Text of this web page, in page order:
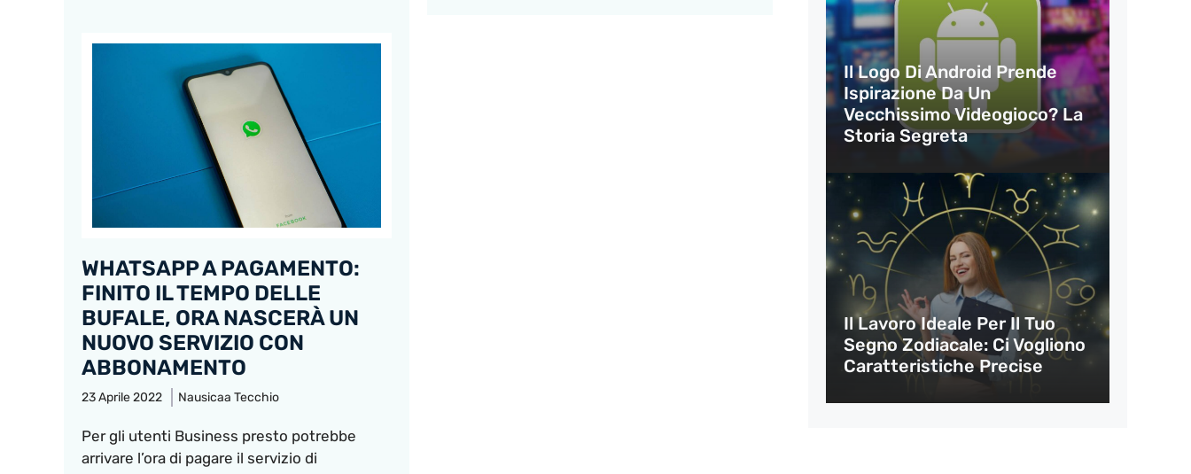
WHATSAPP A PAGAMENTO:
FINITO IL TEMPO DELLE
BUFALE, ORA NASCERÀ UN
NUOVO SERVIZIO CON
ABBONAMENTO
23 Aprile 2022 Nausicaa Tecchio
Per gli utenti Business presto potrebbe
arrivare l’ora di pagare il servizio di
Il Logo Di Android Prende
Ispirazione Da Un
Vecchissimo Videogioco? La
Storia Segreta
Il Lavoro Ideale Per Il Tuo
Segno Zodiacale: Ci Vogliono
Caratteristiche Precise